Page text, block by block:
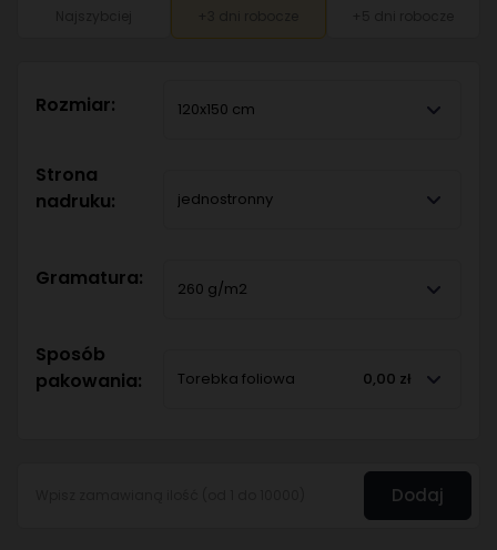
Rozmiar: 120x150 cm
Strona
nadruku:
jednostronny
Gramatura: 260 g/m2
Sposób
pakowania:
Torebka foliowa 0,00 zł
Dodaj